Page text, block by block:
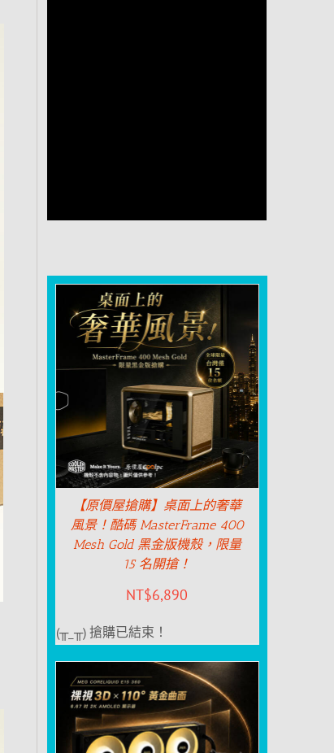
【原價屋搶購】桌面上的奢華
風景！酷碼 MasterFrame 400
Mesh Gold 黑金版機殼，限量
15 名開搶！
NT$6,890
(╥_╥) 搶購已結束！